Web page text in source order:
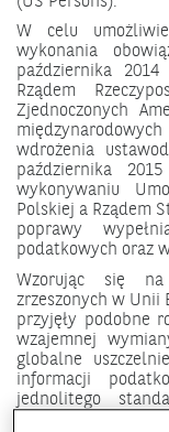
W celu
wykonania
października
Rządem
Zjednoczonych
wdrożenia
października
wykonywaniu
Polskiej a Rządem
poprawy
podatkowych oraz
Wzorując się na
zrzeszonych w Unii
przyjęły podobne
wzajemnej
globalne
informacji
jednolitego